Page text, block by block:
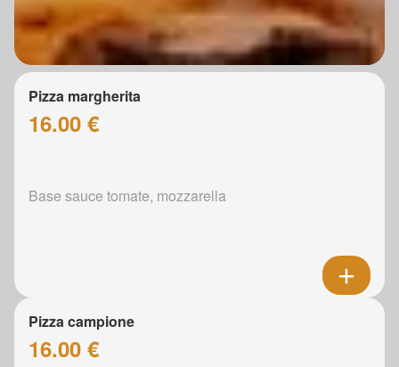
Pizza margherita
16.00 €
Base sauce tomate, mozzarella
Pizza campione
16.00 €